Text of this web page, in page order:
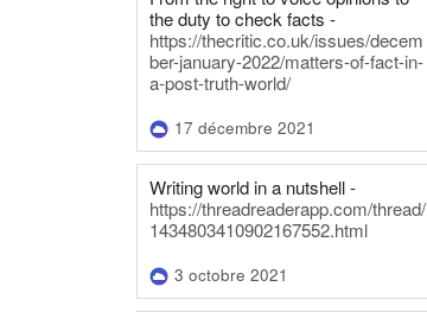
the duty to check facts -
https://thecritic.co.uk/issues/decem
ber-january-2022/matters-of-fact-in-
a-post-truth-world/
17 décembre 2021
Writing world in a nutshell -
https://threadreaderapp.com/thread/
1434803410902167552.html
3 octobre 2021